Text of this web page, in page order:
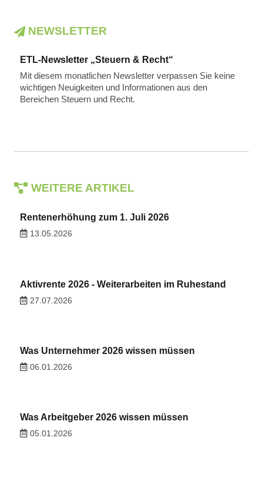
NEWSLETTER
ETL-Newsletter „Steuern & Recht“
Mit diesem monatlichen Newsletter verpassen Sie keine
wichtigen Neuigkeiten und Informationen aus den
Bereichen Steuern und Recht.
WEITERE ARTIKEL
Rentenerhöhung zum 1. Juli 2026
13.05.2026
Aktivrente 2026 - Weiterarbeiten im Ruhestand
27.07.2026
Was Unternehmer 2026 wissen müssen
06.01.2026
Was Arbeitgeber 2026 wissen müssen
05.01.2026